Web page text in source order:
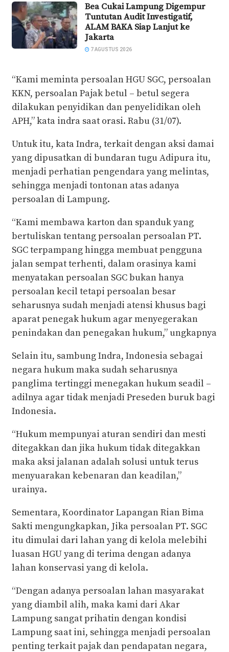
Bea Cukai Lampung Digempur
Tuntutan Audit Investigatif,
ALAM BAKA Siap Lanjut ke
Jakarta
7 AGUSTUS 2026
“Kami meminta persoalan HGU SGC, persoalan
KKN, persoalan Pajak betul – betul segera
dilakukan penyidikan dan penyelidikan oleh
APH,” kata indra saat orasi. Rabu (31/07).
Untuk itu, kata Indra, terkait dengan aksi damai
yang dipusatkan di bundaran tugu Adipura itu,
menjadi perhatian pengendara yang melintas,
sehingga menjadi tontonan atas adanya
persoalan di Lampung.
“Kami membawa karton dan spanduk yang
bertuliskan tentang persoalan persoalan PT.
SGC terpampang hingga membuat pengguna
jalan sempat terhenti, dalam orasinya kami
menyatakan persoalan SGC bukan hanya
persoalan kecil tetapi persoalan besar
seharusnya sudah menjadi atensi khusus bagi
aparat penegak hukum agar menyegerakan
penindakan dan penegakan hukum,” ungkapnya
Selain itu, sambung Indra, Indonesia sebagai
negara hukum maka sudah seharusnya
panglima tertinggi menegakan hukum seadil –
adilnya agar tidak menjadi Preseden buruk bagi
Indonesia.
“Hukum mempunyai aturan sendiri dan mesti
ditegakkan dan jika hukum tidak ditegakkan
maka aksi jalanan adalah solusi untuk terus
menyuarakan kebenaran dan keadilan,”
urainya.
Sementara, Koordinator Lapangan Rian Bima
Sakti mengungkapkan, Jika persoalan PT. SGC
itu dimulai dari lahan yang di kelola melebihi
luasan HGU yang di terima dengan adanya
lahan konservasi yang di kelola.
“Dengan adanya persoalan lahan masyarakat
yang diambil alih, maka kami dari Akar
Lampung sangat prihatin dengan kondisi
Lampung saat ini, sehingga menjadi persoalan
penting terkait pajak dan pendapatan negara,